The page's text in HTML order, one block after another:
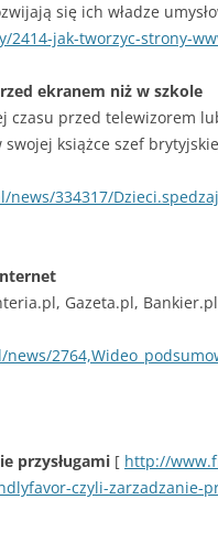
się ich władze
jak-tworzyc-strony-
ekranem niż w szkole
czasu przed telewizorem
książce szef
334317/
Gazeta.pl,
przysługami [ http://
czyli-zarzadzanie-